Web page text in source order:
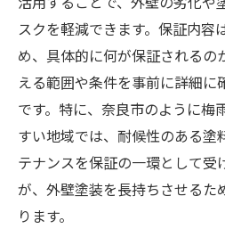
スクを軽減できます。保証内容
め、具体的に何が保証されるの
える範囲や条件を事前に詳細
です。特に、奈良市のように梅
すい地域では、耐候性のある塗
テナンスを保証の一環として受
が、外壁塗装を長持ちさせるた
ります。